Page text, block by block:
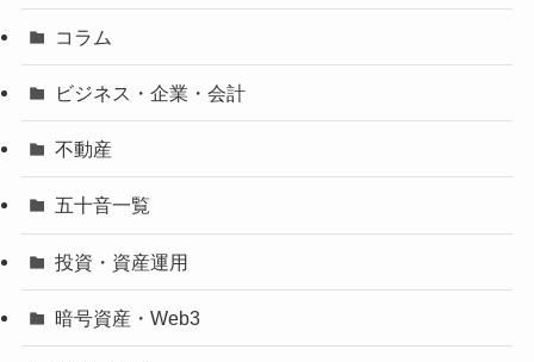
コラム
ビジネス・企業・会計
不動産
五十音一覧
投資・資産運用
暗号資産・Web3